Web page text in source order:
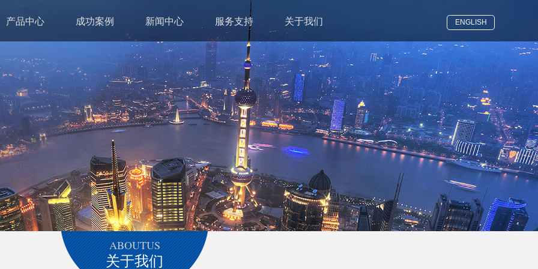
ENGLISH
产品中心 成功案例 新闻中心 服务支持 关于我们
ABOUTUS
关于我们